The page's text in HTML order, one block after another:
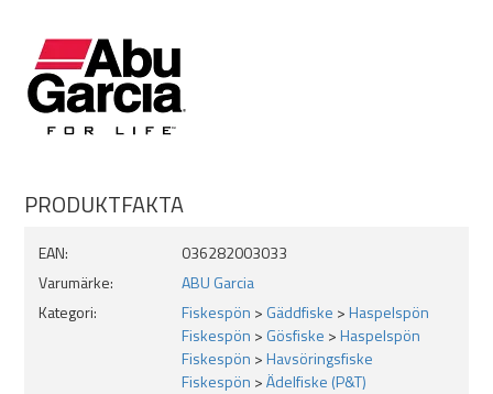
2-delat spö
Kolfiberklinga
Spinnspö
Egenskaper
Bra balans mellan känsla och styrka
Utmärkt för fiske från land
PRODUKTFAKTA
EAN:
036282003033
Varumärke:
ABU Garcia
Kategori:
Fiskespön > Gäddfiske >Haspelspön
Fiskespön > Gösfiske >Haspelspön
Fiskespön >Havsöringsfiske
Fiskespön >Ädelfiske (P&T)